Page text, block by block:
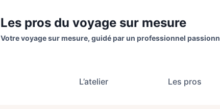
Les pros du voyage sur mesure
Votre voyage sur mesure, guidé par un professionnel
L’atelier Les pros